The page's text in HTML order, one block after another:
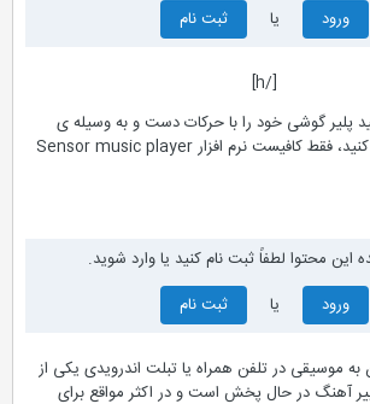
ورود
ثبت نام
پلیر گوشی خود را با حرکات دست و به وسیله ی
سنسور حرکتی کنترل کنید، فقط کافیست نرم افزار Sensor music player
محتوا لطفاً ثبت نام کنید یا وارد شوید.
ورود
ثبت نام
موسیقی در تلفن همراه یا تبلت اندرویدی یکی از
آهنگ در حال پخش است و در اکثر مواقع برای